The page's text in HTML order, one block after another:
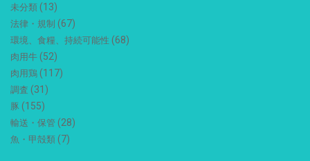
未分類 (13)
法律・規制 (67)
環境、食糧、持続可能性 (68)
肉用牛 (52)
肉用鶏 (117)
調査 (31)
豚 (155)
輸送・保管 (28)
魚・甲殻類 (7)